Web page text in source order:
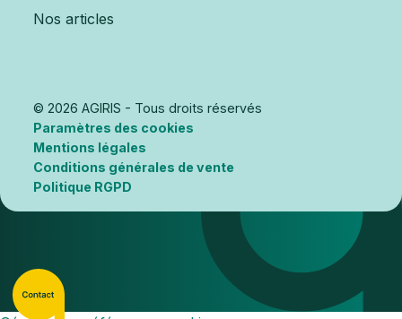
Nos articles
© 2026 AGIRIS - Tous droits réservés
Paramètres des cookies
Mentions légales
Conditions générales de vente
Politique RGPD